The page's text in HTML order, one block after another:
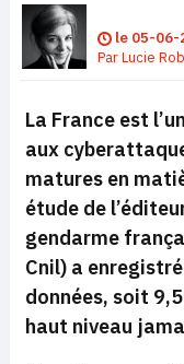
le 05-06-
ParLucie
La France est
aux
matures en
étude de
gendarme
Cnil) a
données, soit
haut niveau